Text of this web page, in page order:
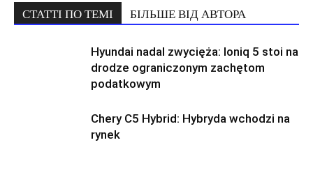
СТАТТІ ПО ТЕМІ БІЛЬШЕ ВІД АВТОРА
Hyundai nadal zwycięża: Ioniq 5 stoi na
drodze ograniczonym zachętom
podatkowym
Chery C5 Hybrid: Hybryda wchodzi na
rynek